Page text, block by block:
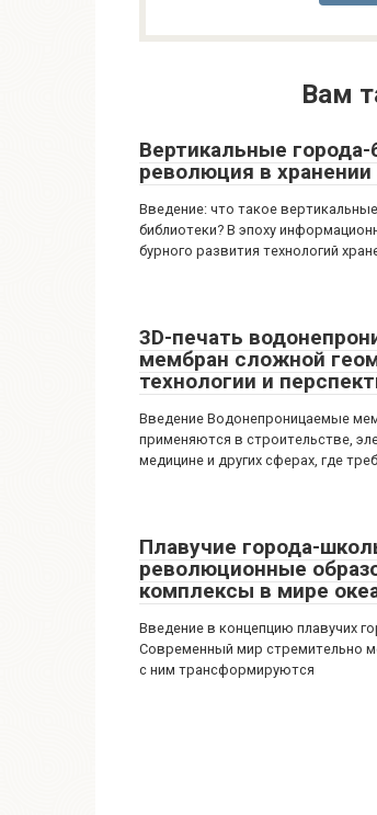
Вам
Вертикальные города-
революция в хранении
Введение: что такое
библиотеки? В эпоху
бурного развития технологий
3D-печать
мембран сложной
технологии и
Введение Водонепроницаемые
применяются в строительстве,
медицине и других сферах, где
Плавучие города-
революционные
комплексы в мире
Введение в концепцию плавучих
Современный мир стремительно
с ним трансформируются